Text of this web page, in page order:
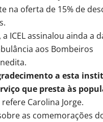
na oferta de 15% de
ICEL assinalou ainda a
aos Bombeiros
a esta
que presta às
refere Carolina Jorge.
as comemorações